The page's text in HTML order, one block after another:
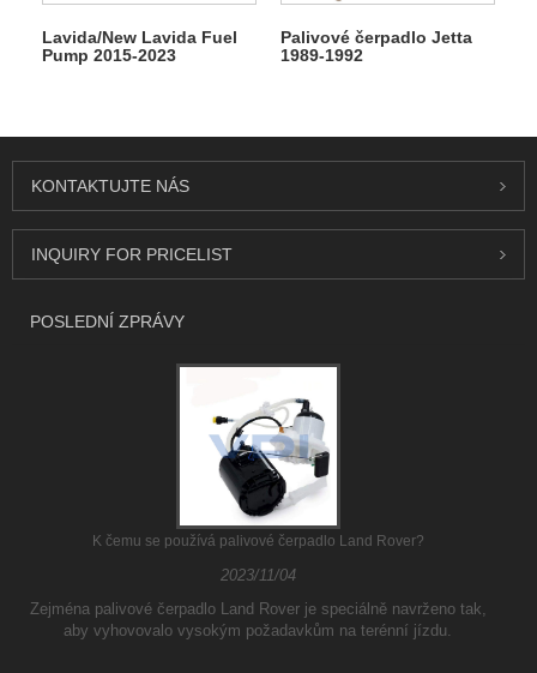
Lavida/New Lavida Fuel
Pump 2015-2023
Palivové čerpadlo Jetta
1989-1992
KONTAKTUJTE NÁS
INQUIRY FOR PRICELIST
POSLEDNÍ ZPRÁVY
K čemu se používá palivové čerpadlo Land Rover?
2023/11/04
Zejména palivové čerpadlo Land Rover je speciálně navrženo tak,
aby vyhovovalo vysokým požadavkům na terénní jízdu.